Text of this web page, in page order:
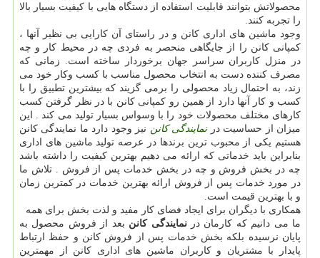
محصولاتش بتوانند قابلیت استفاده از دستگاه هایی با کیفیت بسیار بالا
را تجربه کنند.
وجود ماشین های اداری کانن و در راستای آن کارایی بی نظیر آنها ،
کمپانی کانن را از جایگاهی منحصر به فردی چه در محیط کار و چه
در منزل کاربران سراسر جهان برخوردار ساخته است. زمانی که
مصرف کننده دست به انتخاب محصول مناسب با کسب وکار خود می
زند، به احتمال زیاد محصولی را برمی گزیند که بیشترین تطبیق را با
کسب و کار آنها دارد از همین رو کمپانی کانن با در نظر گرفتن کسب
کارهای مختلف محصولات خود را با وسواس بسیار تولید می کند . این
میزان از حساسیت درنمایندگی کانن نیز وجود دارد ما نمایندگی کانن
هستیم یکی از محبوب ترین برندها در عرصه تولید ماشین های اداری
بنابراین باید خدماتی که ارائه می دهیم بهترین کیفیت را داشته باشد
چه در بخش فروش و چه در بخش خدمات پس از فروش . تلاش ما
در مورد خدمات پس از فروش ارائه بهترین خدمات در کمترین زمان
و با بهترین قیمت است.
همکاری با دیگران برای ایجاد فضای کار مفید و لذت بخش برای همه
ما می دانیم که کارمان درنمایندگی کانن بعد از فروش محصول به
پایان نرسیده بلکه بخش خدمات پس از فروش کانن و حفظ ارتباط
پایدار با مشتریان و کاربران ماشین های اداری کانن از مهمترین